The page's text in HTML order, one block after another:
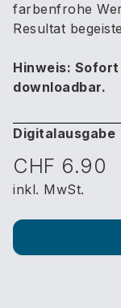
farbenfrohe
Resultat
Hinweis: Sofort
downloadbar.
Digitalausgabe
CHF 6.90
inkl. MwSt.